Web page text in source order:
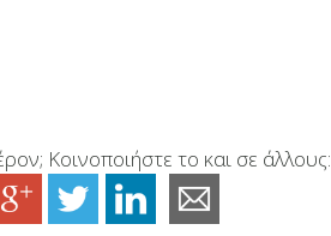
Κοινοποιήστε το και σε άλλους: